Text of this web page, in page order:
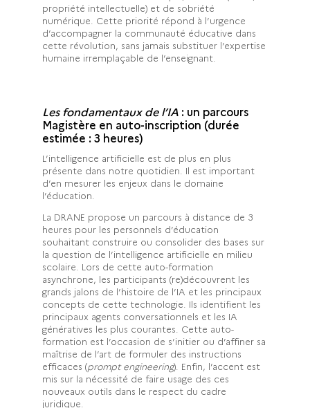
propriété intellectuelle) et de sobriété
numérique. Cette priorité répond à l’urgence
d’accompagner la communauté éducative dans
cette révolution, sans jamais substituer l’expertise
humaine irremplaçable de l’enseignant.
Les fondamentaux de l’IA : un parcours
Magistère en auto-inscription (durée
estimée : 3 heures)
L’intelligence artificielle est de plus en plus
présente dans notre quotidien. Il est important
d’en mesurer les enjeux dans le domaine
l’éducation.
La DRANE propose un parcours à distance de 3
heures pour les personnels d’éducation
souhaitant construire ou consolider des bases sur
la question de l’intelligence artificielle en milieu
scolaire. Lors de cette auto-formation
asynchrone, les participants(re)découvrent les
grands jalons de l’histoire de l’IA et les principaux
concepts de cette technologie. Ils identifient les
principaux agents conversationnels et les IA
génératives les plus courantes. Cette auto-
formation est l’occasion de s’initier ou d’affiner sa
maîtrise de l’art de formuler des instructions
efficaces (prompt engineering). Enfin, l’accent est
mis sur la nécessité de faire usage des ces
nouveaux outils dans le respect du cadre
juridique.